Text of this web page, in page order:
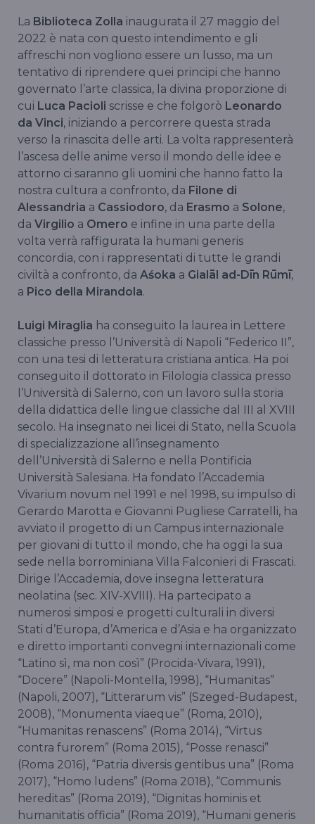
La Biblioteca Zolla inaugurata il 27 maggio del
2022 è nata con questo intendimento e gli
affreschi non vogliono essere un lusso, ma un
tentativo di riprendere quei principi che hanno
governato l’arte classica, la divina proporzione di
cui Luca Pacioli scrisse e che folgorò Leonardo
da Vinci, iniziando a percorrere questa strada
verso la rinascita delle arti. La volta rappresenterà
l’ascesa delle anime verso il mondo delle idee e
attorno ci saranno gli uomini che hanno fatto la
nostra cultura a confronto, da Filone di
Alessandria a Cassiodoro, da Erasmo a Solone,
da Virgilio a Omero e infine in una parte della
volta verrà raffigurata la humani generis
concordia, con i rappresentati di tutte le grandi
civiltà a confronto, da Aśoka a Gialāl ad-Dīn Rūmī,
a Pico della Mirandola.
Luigi Miraglia ha conseguito la laurea in Lettere
classiche presso l’Università di Napoli “Federico II”,
con una tesi di letteratura cristiana antica. Ha poi
conseguito il dottorato in Filologia classica presso
l’Università di Salerno, con un lavoro sulla storia
della didattica delle lingue classiche dal III al XVIII
secolo. Ha insegnato nei licei di Stato, nella Scuola
di specializzazione all’insegnamento
dell’Università di Salerno e nella Pontificia
Università Salesiana. Ha fondato l’Accademia
Vivarium novum nel 1991 e nel 1998, su impulso di
Gerardo Marotta e Giovanni Pugliese Carratelli, ha
avviato il progetto di un Campus internazionale
per giovani di tutto il mondo, che ha oggi la sua
sede nella borrominiana Villa Falconieri di Frascati.
Dirige l’Accademia, dove insegna letteratura
neolatina (sec. XIV-XVIII). Ha partecipato a
numerosi simposi e progetti culturali in diversi
Stati d’Europa, d’America e d’Asia e ha organizzato
e diretto importanti convegni internazionali come
“Latino sì, ma non così” (Procida-Vivara, 1991),
“Docere” (Napoli-Montella, 1998), “Humanitas”
(Napoli, 2007), “Litterarum vis” (Szeged-Budapest,
2008), “Monumenta viaeque” (Roma, 2010),
“Humanitas renascens” (Roma 2014), “Virtus
contra furorem” (Roma 2015), “Posse renasci”
(Roma 2016), “Patria diversis gentibus una” (Roma
2017), “Homo ludens” (Roma 2018), “Communis
hereditas” (Roma 2019), “Dignitas hominis et
humanitatis officia” (Roma 2019), “Humani generis